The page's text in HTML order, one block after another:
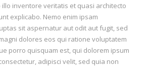
inventore veritatis et quasi architecto
explicabo. Nemo enim ipsam
sit aspernatur aut odit aut fugit, sed
dolores eos qui ratione voluptatem
porro quisquam est, qui dolorem ipsum
adipisci velit, sed quia non